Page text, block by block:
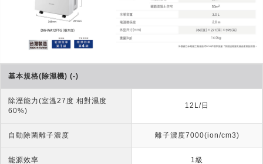
基本規格(除濕機) (-)
除溼能力(室溫27度 相對濕度
60%)
12L/日
自動除菌離子濃度 離子濃度7000(ion/cm3)
能源效率 1級